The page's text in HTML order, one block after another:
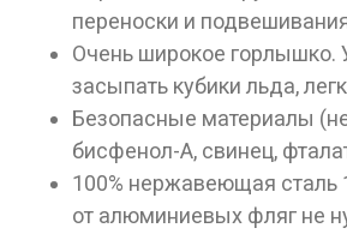
переноски и
Очень широкое горлышко.
засыпать кубики льда,
Безопасные материалы
бисфенол-А, свинец,
100% нержавеющая сталь
от алюминиевых фляг не